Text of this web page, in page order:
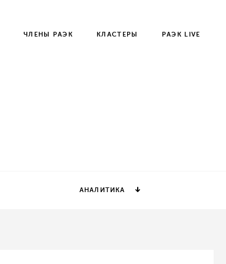
ЧЛЕНЫ РАЭК КЛАСТЕРЫ РАЭК LIVE
АНАЛИТИКА